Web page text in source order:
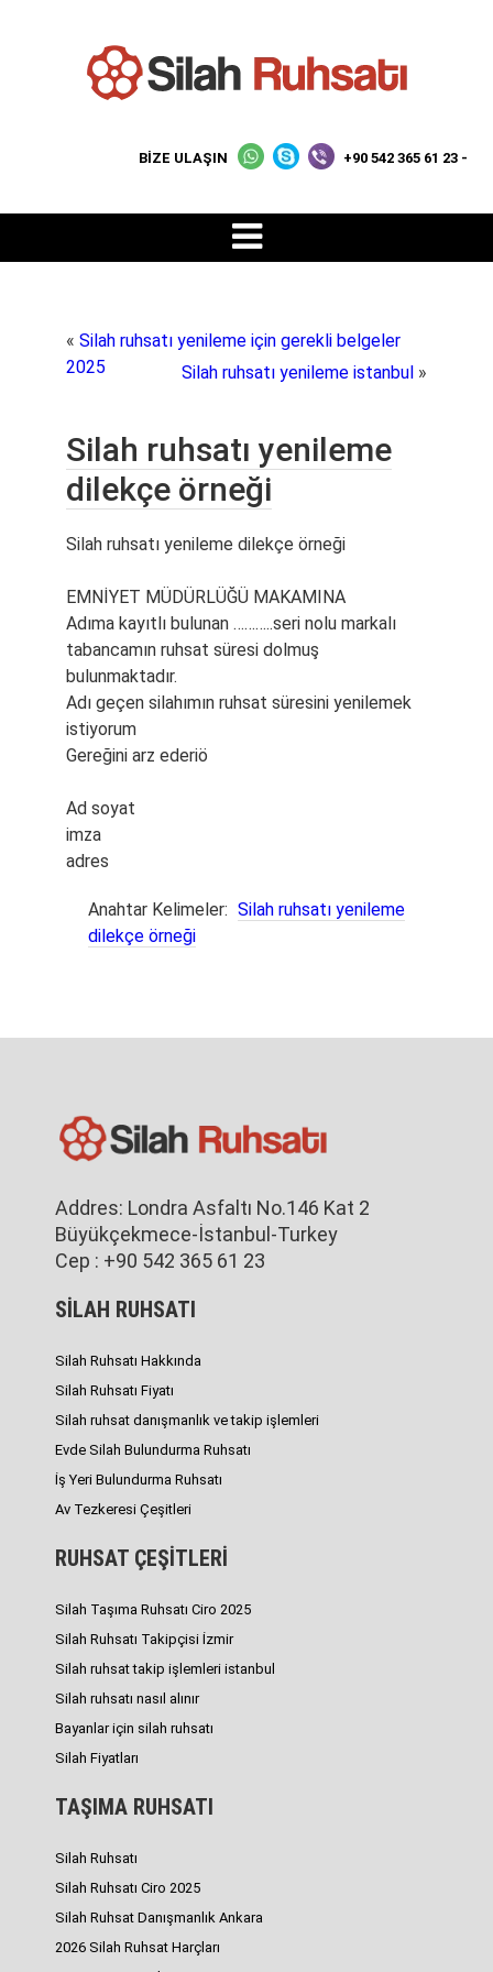
BİZE ULAŞIN +90 542 365 61 23 -
« Silah ruhsatı yenileme için gerekli belgeler
2025
Silah ruhsatı yenileme istanbul »
Silah ruhsatı yenileme
dilekçe örneği
Silah ruhsatı yenileme dilekçe örneği
EMNİYET MÜDÜRLÜĞÜ MAKAMINA
Adıma kayıtlı bulunan ………..seri nolu markalı
tabancamın ruhsat süresi dolmuş
bulunmaktadır.
Adı geçen silahımın ruhsat süresini yenilemek
istiyorum
Gereğini arz ederiö
Ad soyat
imza
adres
Anahtar Kelimeler: Silah ruhsatı yenileme
dilekçe örneği
Addres: Londra Asfaltı No.146 Kat 2
Büyükçekmece-İstanbul-Turkey
Cep : +90 542 365 61 23
SİLAH RUHSATI
Silah Ruhsatı Hakkında
Silah Ruhsatı Fiyatı
Silah ruhsat danışmanlık ve takip işlemleri
Evde Silah Bulundurma Ruhsatı
İş Yeri Bulundurma Ruhsatı
Av Tezkeresi Çeşitleri
RUHSAT ÇEŞİTLERİ
Silah Taşıma Ruhsatı Ciro 2025
Silah Ruhsatı Takipçisi İzmir
Silah ruhsat takip işlemleri istanbul
Silah ruhsatı nasıl alınır
Bayanlar için silah ruhsatı
Silah Fiyatları
TAŞIMA RUHSATI
Silah Ruhsatı
Silah Ruhsatı Ciro 2025
Silah Ruhsat Danışmanlık Ankara
2026 Silah Ruhsat Harçları